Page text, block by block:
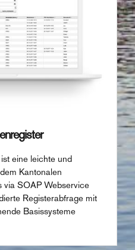
eine leichte und
Kantonalen
via SOAP Webservice
Registerabfrage mit
Basissysteme